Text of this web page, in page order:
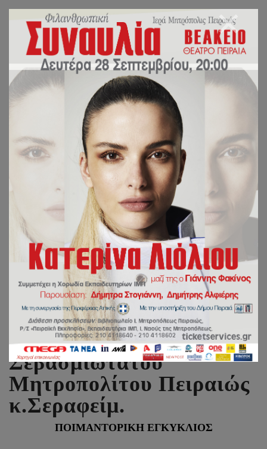
Πρωτοχρονιάτικη
Ποιμαντορική Εγκύκλιος
Σεβασμιωτάτου
Μητροπολίτου Πειραιώς
κ.Σεραφείμ.
ΠΟΙΜΑΝΤΟΡΙΚΗ ΕΓΚΥΚΛΙΟΣ